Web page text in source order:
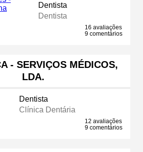
Dentista
Dentista
16 avaliações
9 comentários
- SERVIÇOS MÉDICOS,
LDA.
Dentista
Clínica Dentária
12 avaliações
9 comentários